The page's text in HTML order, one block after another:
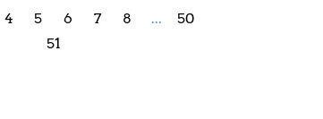
4 5 6 7 8 ...
50
51